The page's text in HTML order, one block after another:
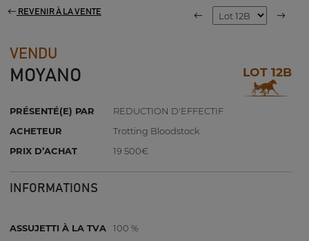
REVENIR À LA VENTE
VENDU
MOYANO LOT 12B
PRÉSENTÉ(E) PAR
REDUCTION D'EFFECTIF
ACHETEUR
Trotting Bloodstock
PRIX D’ACHAT
19 500€
INFORMATIONS
ASSUJETTI À LA TVA 100 %